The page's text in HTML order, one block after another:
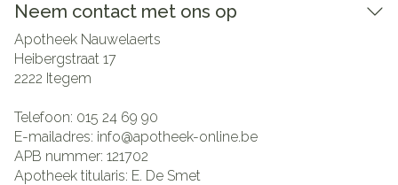
Neem contact met ons op
Apotheek Nauwelaerts
Heibergstraat 17
2222 Itegem
Telefoon: 015 24 69 90
E-mailadres: info@apotheek-online.be
APB nummer: 121702
Apotheek titularis: E. De Smet